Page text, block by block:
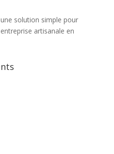
solution simple pour
artisanale en